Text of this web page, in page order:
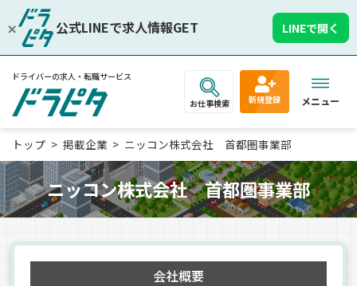
公式LINEで求人情報GET LINEで開く
ドライバーの求人・転職サービス
お仕事検索 新規登録 メニュー
トップ 掲載企業 ニッコン株式会社 首都圏事業部
ニッコン株式会社 首都圏事業部
会社概要